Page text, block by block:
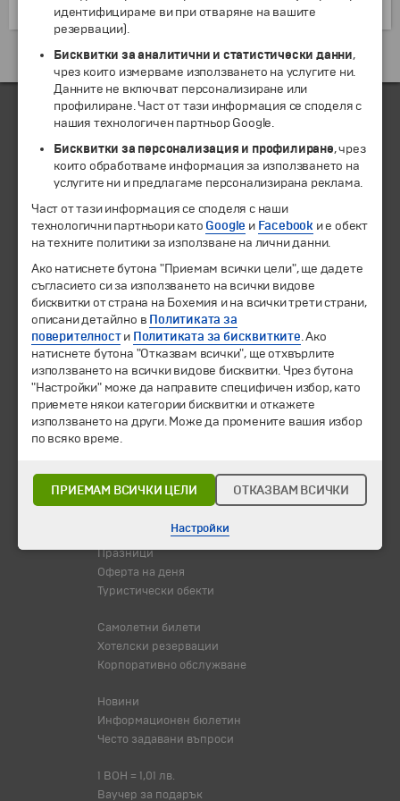
водата.
Екскурзии и почивки до Ирландия »
ЧЛЕН НА
© 1994-2026 Бохемия ООД.Всички права запазени.
Екскурзии и почивки
Направления
Календар
Всички програми от А до Я
Горещи оферти
Празници
Оферта на деня
Туристически обекти
Самолетни билети
Хотелски резервации
Корпоративно обслужване
Новини
Информационен бюлетин
Често задавани въпроси
1 BOH = 1,01 лв.
Ваучер за подарък
идентифицираме ви при отваряне на вашите
резервации).
Бисквитки за аналитични и статистически данни,
чрез които измерваме използването на услугите ни.
Данните не включват персонализиране или
профилиране. Част от тази информация се споделя с
нашия технологичен партньор Google.
Бисквитки за персонализация и профилиране, чрез
които обработваме информация за използването на
услугите ни и предлагаме персонализирана реклама.
Част от тази информация се споделя с наши
технологични партньори като Google и Facebook и е обект
на техните политики за използване на лични данни.
Ако натиснете бутона "Приемам всички цели", ще дадете
съгласието си за използването на всички видове
бисквитки от страна на Бохемия и на всички трети страни,
описани детайлно в Политиката за
поверителности Политиката за бисквитките. Ако
натиснете бутона "Отказвам всички", ще отхвърлите
използването на всички видове бисквитки. Чрез бутона
"Настройки" може да направите специфичен избор, като
приемете някои категории бисквитки и откажете
използването на други. Може да промените вашия избор
по всяко време.
ПРИЕМАМ ВСИЧКИ ЦЕЛИ ОТКАЗВАМ ВСИЧКИ
Настройки